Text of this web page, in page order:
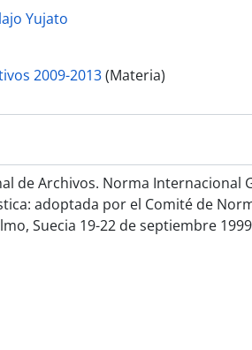
Yujato
2009-2013(Materia)
de Archivos. Norma Internacional
adoptada por el Comité de
Suecia 19-22 de septiembre